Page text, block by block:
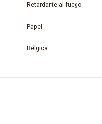
Retardante al fuego
Papel
Bélgica